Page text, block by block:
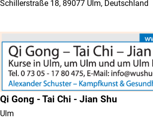
Schillerstraße 18, 89077 Ulm, Deutschland
Qi Gong - Tai Chi - Jian Shu
Ulm